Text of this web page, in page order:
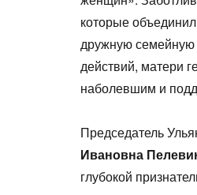
которые
дружную
действий, матери
наболевшим и
Председатель
Ивановна
глубокой